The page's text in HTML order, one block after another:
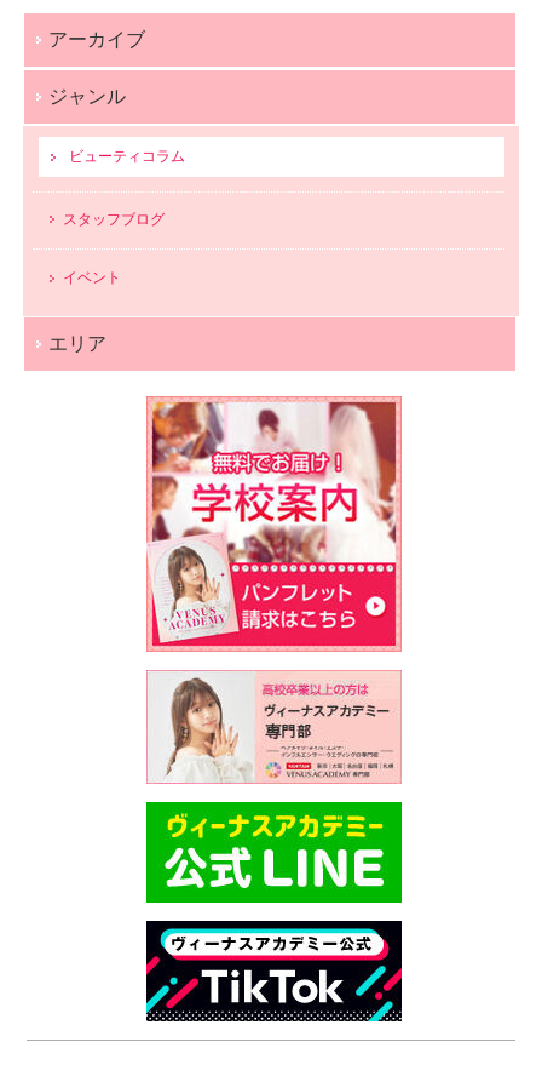
アーカイブ
ジャンル
ビューティコラム
スタッフブログ
イベント
エリア